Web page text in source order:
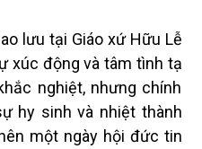
lưu tại Giáo xứ Hữu Lễ
xúc động và tâm tình tạ
nghiệt, nhưng chính
hy sinh và nhiệt thành
một ngày hội đức tin